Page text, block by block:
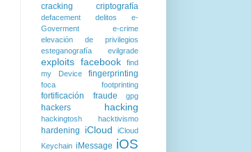
cracking criptografía
defacement delitos
e-
Goverment
e-crime
elevación de privilegios
esteganografía
evilgrade
exploits facebook
find
my Device
fingerprinting
foca footprinting
fortificación fraude gpg
hackers hacking
hackingtosh hacktivismo
hardening iCloud
iCloud
Keychain iMessage iOS